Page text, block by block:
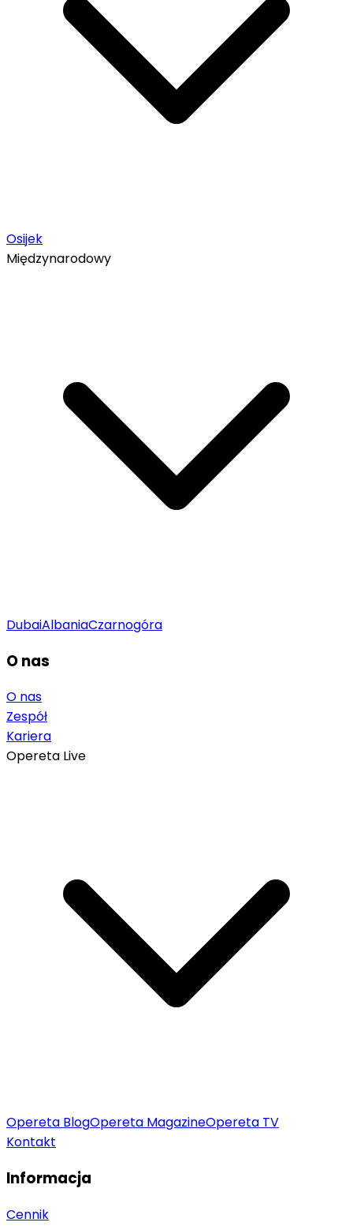
Osijek
Międzynarodowy
DubaiAlbaniaCzarnogóra
O nas
O nas
Zespół
Kariera
Opereta Live
Opereta BlogOpereta MagazineOpereta TV
Kontakt
Informacja
Cennik